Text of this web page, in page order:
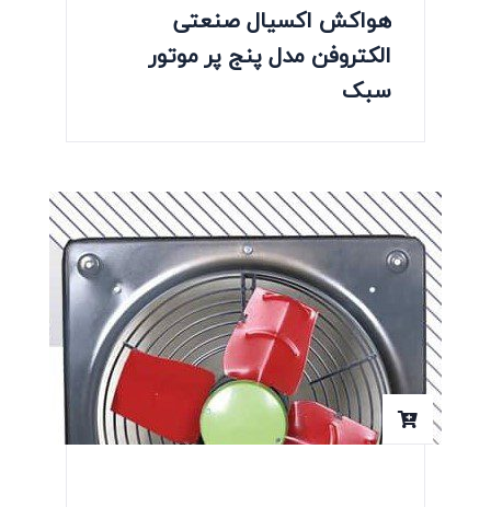
هواکش اکسیال صنعتی
الکتروفن مدل پنج پر موتور
سبک